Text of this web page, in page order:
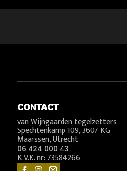
CONTACT
van Wijngaarden tegelzetters
Spechtenkamp 109, 3607 KG
Maarssen, Utrecht
06 424 000 43
K.V.K. nr: 73584266